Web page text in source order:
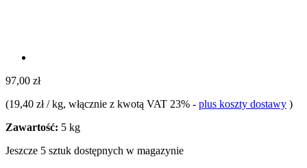
97,00 zł
(19,40 zł / kg, włącznie z kwotą VAT 23% - plus koszty dostawy )
Zawartość: 5 kg
Jeszcze 5 sztuk dostępnych w magazynie